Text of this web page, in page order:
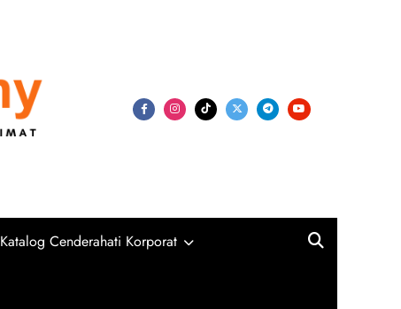
Katalog Cenderahati Korporat